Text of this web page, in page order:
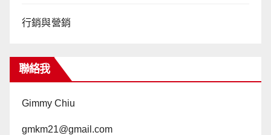
行銷與營銷
聯絡我
Gimmy Chiu
gmkm21@gmail.com